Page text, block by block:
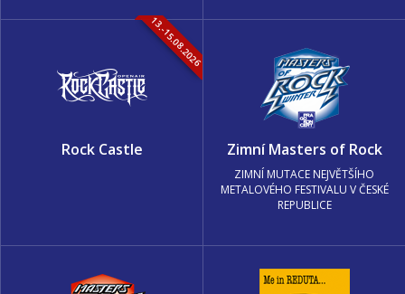
13.-15.08.2026
Rock Castle Zimní Masters of Rock
ZIMNÍ MUTACE NEJVĚTŠÍHO
METALOVÉHO FESTIVALU V ČESKÉ
REPUBLICE